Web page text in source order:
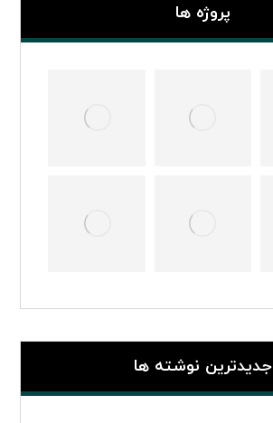
پروژه ها
جدیدترین نوشته ها